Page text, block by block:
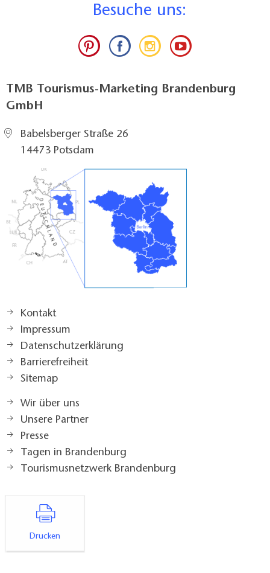
Besuche uns:
TMB Tourismus-Marketing Brandenburg
GmbH
Babelsberger Straße 26
14473 Potsdam
Kontakt
Impressum
Datenschutzerklärung
Barrierefreiheit
Sitemap
Wir über uns
Unsere Partner
Presse
Tagen in Brandenburg
Tourismusnetzwerk Brandenburg
Drucken